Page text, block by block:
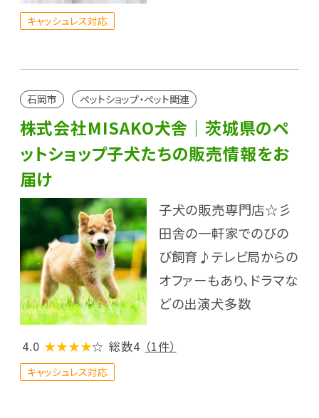
キャッシュレス対応
石岡市 ペットショップ・ペット関連
株式会社MISAKO犬舎｜茨城県のペ
ットショップ子犬たちの販売情報をお
届け
子犬の販売専門店☆彡
田舎の一軒家でのびの
び飼育♪テレビ局からの
オファーもあり、ドラマな
どの出演犬多数
4.0 ★★★★☆ 総数4 （1件）
キャッシュレス対応